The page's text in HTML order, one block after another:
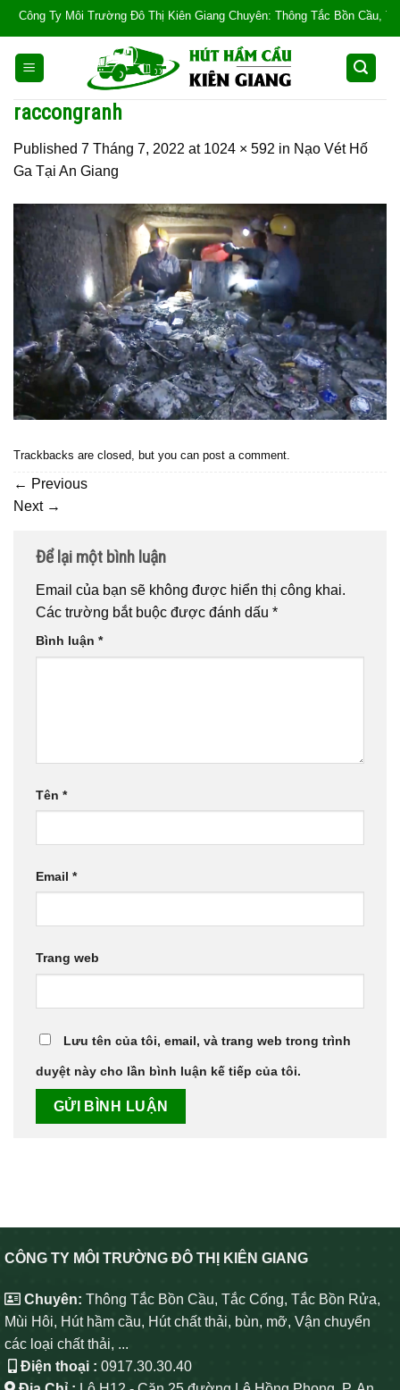
Skip
content
Ty Môi Trường Đô Thị Kiên Giang Chuyên: Thông Tắc Bồn Cầu, Tắc
raccongranh
Published 7 Tháng 7, 2022 at 1024 × 592 in Nạo Vét Hố
Ga Tại An Giang
Trackbacks are closed, but you can post a comment.
← Previous
Next →
Để lại một bình luận
Email của bạn sẽ không được hiển thị công khai.
Các trường bắt buộc được đánh dấu *
Bình luận *
Tên *
Email *
Trang web
Lưu tên của tôi, email, và trang web trong trình
duyệt này cho lần bình luận kế tiếp của tôi.
CÔNG TY MÔI TRƯỜNG ĐÔ THỊ KIÊN GIANG
Chuyên: Thông Tắc Bồn Cầu, Tắc Cống, Tắc Bồn Rửa,
Mùi Hôi, Hút hầm cầu, Hút chất thải, bùn, mỡ, Vận chuyển
các loại chất thải, ...
Điện thoại : 0917.30.30.40